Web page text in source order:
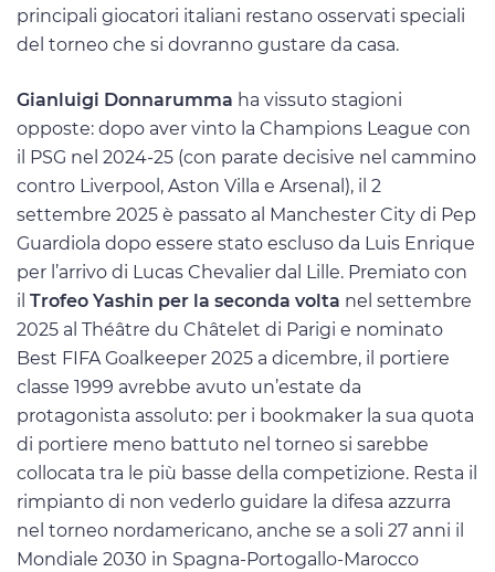
principali giocatori italiani restano osservati speciali
del torneo che si dovranno gustare da casa.
Gianluigi Donnarumma ha vissuto stagioni
opposte: dopo aver vinto la Champions League con
il PSG nel 2024-25 (con parate decisive nel cammino
contro Liverpool, Aston Villa e Arsenal), il 2
settembre 2025 è passato al Manchester City di Pep
Guardiola dopo essere stato escluso da Luis Enrique
per l’arrivo di Lucas Chevalier dal Lille. Premiato con
il Trofeo Yashin per la seconda volta nel settembre
2025 al Théâtre du Châtelet di Parigi e nominato
Best FIFA Goalkeeper 2025 a dicembre, il portiere
classe 1999 avrebbe avuto un’estate da
protagonista assoluto: per i bookmaker la sua quota
di portiere meno battuto nel torneo si sarebbe
collocata tra le più basse della competizione. Resta il
rimpianto di non vederlo guidare la difesa azzurra
nel torneo nordamericano, anche se a soli 27 anni il
Mondiale 2030 in Spagna-Portogallo-Marocco